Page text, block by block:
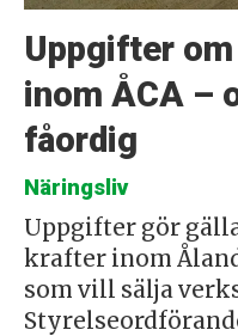
Uppgifter
inom ÅCA –
fåordig
Näringsliv
Uppgifter gör
krafter inom
som vill sälja